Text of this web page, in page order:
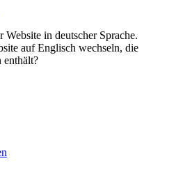
Website in deutscher Sprache.
auf Englisch wechseln, die
enthält?